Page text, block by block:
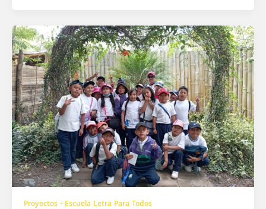
Proyectos - Escuela Letra Para Todos